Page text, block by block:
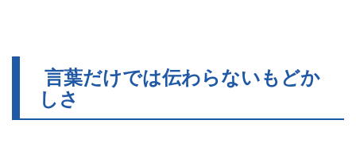
言葉だけでは伝わらないもどか
しさ